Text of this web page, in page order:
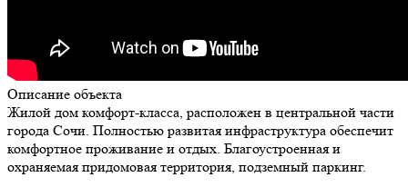
Описание объекта
Жилой дом комфорт-класса, расположен в центральной части
города Сочи. Полностью развитая инфраструктура обеспечит
комфортное проживание и отдых. Благоустроенная и
охраняемая придомовая территория, подземный паркинг.